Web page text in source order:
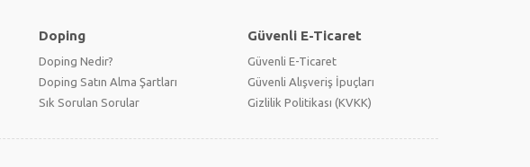
Doping
Doping Nedir?
Doping Satın Alma Şartları
Sık Sorulan Sorular
Güvenli E-Ticaret
Güvenli E-Ticaret
Güvenli Alışveriş İpuçları
Gizlilik Politikası (KVKK)